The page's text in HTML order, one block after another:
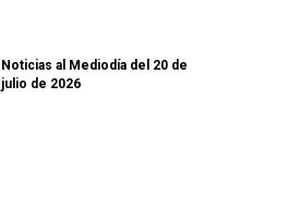
Noticias al Mediodía del 20 de
julio de 2026